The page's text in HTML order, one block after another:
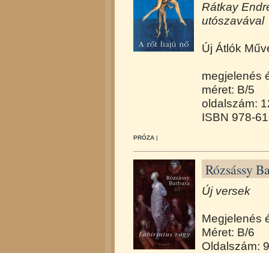
Rátkay
utószavával
Új Átlók
megjelenés
méret: B/5
oldalszám:
ISBN 978-
PRÓZA |
Rózsássy
Új versek
Megjelenés
Méret: B/6
Oldalszám: